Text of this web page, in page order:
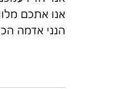
אנו אתכם
הנני אדמה